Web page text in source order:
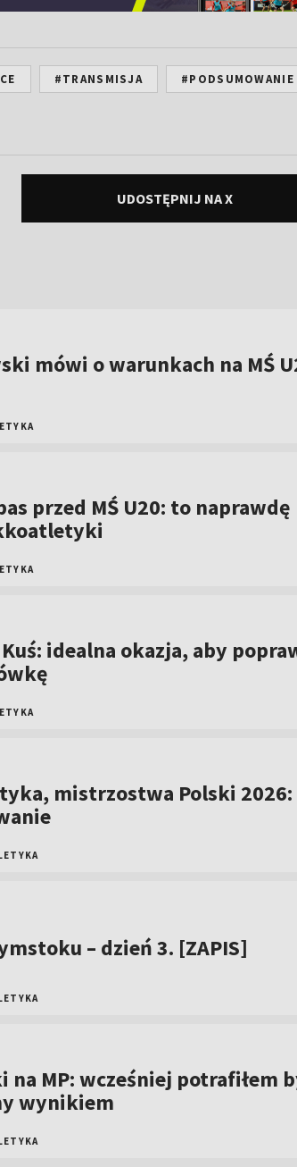
#TRANSMISJA #PODSUMOWANIE
UDOSTĘPNIJ NA X
mówi o warunkach na MŚ
przed MŚ U20: to naprawdę
idealna okazja, aby
mistrzostwa Polski 2026:
– dzień 3. [ZAPIS]
na MP: wcześniej potrafiłem
wynikiem